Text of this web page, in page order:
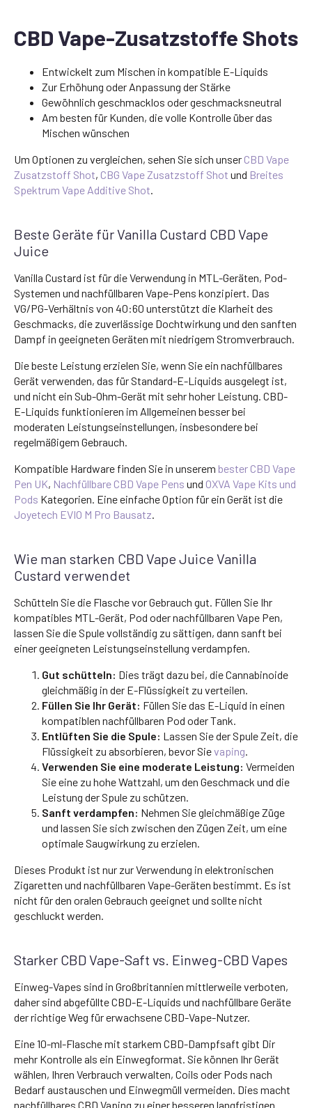
CBD Vape-Zusatzstoffe Shots
Entwickelt zum Mischen in kompatible E-Liquids
Zur Erhöhung oder Anpassung der Stärke
Gewöhnlich geschmacklos oder geschmacksneutral
Am besten für Kunden, die volle Kontrolle über das
Mischen wünschen
Um Optionen zu vergleichen, sehen Sie sich unser CBD Vape
Zusatzstoff Shot, CBG Vape Zusatzstoff Shot und Breites
Spektrum Vape Additive Shot
Beste Geräte für Vanilla Custard CBD Vape
Juice
Vanilla Custard ist für die Verwendung in MTL-Geräten, Pod-
Systemen und nachfüllbaren Vape-Pens konzipiert. Das
VG/PG-Verhältnis von 40:60 unterstützt die Klarheit des
Geschmacks, die zuverlässige Dochtwirkung und den sanften
Dampf in geeigneten Geräten mit niedrigem Stromverbrauch.
Die beste Leistung erzielen Sie, wenn Sie ein nachfüllbares
Gerät verwenden, das für Standard-E-Liquids ausgelegt ist,
und nicht ein Sub-Ohm-Gerät mit sehr hoher Leistung. CBD-
E-Liquids funktionieren im Allgemeinen besser bei
moderaten Leistungseinstellungen, insbesondere bei
regelmäßigem Gebrauch.
Kompatible Hardware finden Sie in unserem bester CBD Vape
Pen UK, Nachfüllbare CBD Vape Pens und OXVA Vape Kits und
Pods Kategorien. Eine einfache Option für ein Gerät ist die
Joyetech EVIO M Pro Bausatz
Wie man starken CBD Vape Juice Vanilla
Custard verwendet
Schütteln Sie die Flasche vor Gebrauch gut. Füllen Sie Ihr
kompatibles MTL-Gerät, Pod oder nachfüllbaren Vape Pen,
lassen Sie die Spule vollständig zu sättigen, dann sanft bei
einer geeigneten Leistungseinstellung verdampfen.
Gut schütteln: Dies trägt dazu bei, die Cannabinoide
gleichmäßig in der E-Flüssigkeit zu verteilen.
Füllen Sie Ihr Gerät: Füllen Sie das E-Liquid in einen
kompatiblen nachfüllbaren Pod oder Tank.
Entlüften Sie die Spule: Lassen Sie der Spule Zeit, die
Flüssigkeit zu absorbieren, bevor Sievaping
Verwenden Sie eine moderate Leistung: Vermeiden
Sie eine zu hohe Wattzahl, um den Geschmack und die
Leistung der Spule zu schützen.
Sanft verdampfen: Nehmen Sie gleichmäßige Züge
und lassen Sie sich zwischen den Zügen Zeit, um eine
optimale Saugwirkung zu erzielen.
Dieses Produkt ist nur zur Verwendung in elektronischen
Zigaretten und nachfüllbaren Vape-Geräten bestimmt. Es ist
nicht für den oralen Gebrauch geeignet und sollte nicht
geschluckt werden.
Starker CBD Vape-Saft vs. Einweg-CBD Vapes
Einweg-Vapes sind in Großbritannien mittlerweile verboten,
daher sind abgefüllte CBD-E-Liquids und nachfüllbare Geräte
der richtige Weg für erwachsene CBD-Vape-Nutzer.
Eine 10-ml-Flasche mit starkem CBD-Dampfsaft gibt Dir
mehr Kontrolle als ein Einwegformat. Sie können Ihr Gerät
wählen, Ihren Verbrauch verwalten, Coils oder Pods nach
Bedarf austauschen und Einwegmüll vermeiden. Dies macht
nachfüllbares CBD Vaping zu einer besseren langfristigen